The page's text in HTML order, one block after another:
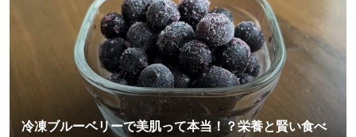
冷凍ブルーベリーで美肌って本当！？栄養と賢い食べ